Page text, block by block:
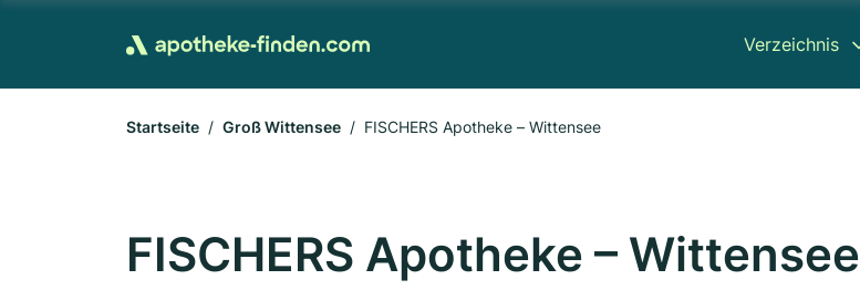
Verzeichnis
Startseite Groß Wittensee FISCHERS Apotheke – Wittensee
FISCHERS Apotheke – Wittensee